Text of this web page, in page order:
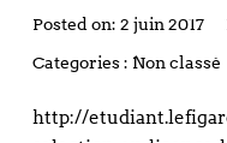
Posted on: 2 juin 2017
Categories : Non classé
http://